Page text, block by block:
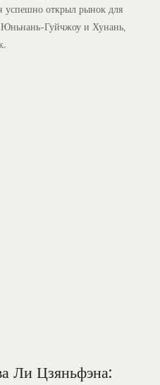
успешно открыл рынок для
Гуйчжоу и Хунань,
Ли Цзяньфэна: